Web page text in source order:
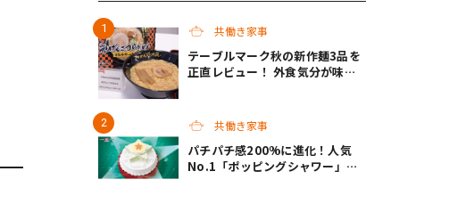
共働き家事
テーブルマーク秋の新作麺3品を
正直レビュー！ 外食気分が味わ
共働き家事
パチパチ感200%に進化！人気
No.1「ポッピングシャワー」チ